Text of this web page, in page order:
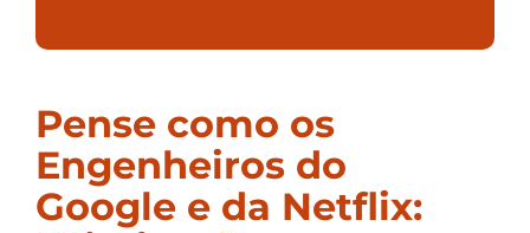
Pense como os
Engenheiros do
Google e da Netflix: